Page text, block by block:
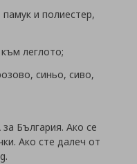
и полиестер,
леглото;
синьо, сиво,
България. Ако се
Ако сте далеч от